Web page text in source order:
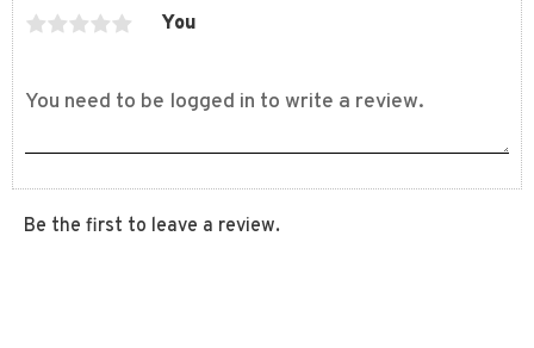
You
Be the first to leave a review.